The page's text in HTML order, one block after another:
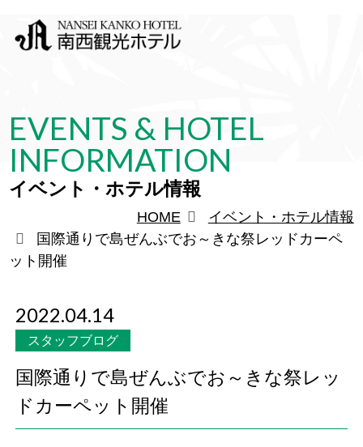
EVENTS & HOTEL
INFORMATION
イベント・ホテル情報
HOME
イベント・ホテル情報
国際通りで島ぜんぶでお～きな祭レッドカーペ
ット開催
2022.04.14
スタッフブログ
国際通りで島ぜんぶでお～きな祭レッ
ドカーペット開催